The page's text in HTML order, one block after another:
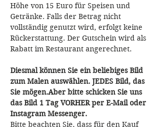
Höhe von 15 Euro für Speisen und
Getränke. Falls der Betrag nicht
vollständig genutzt wird, erfolgt keine
Rückerstattung. Der Gutschein wird als
Rabatt im Restaurant angerechnet.
Diesmal können Sie ein beliebiges Bild
zum Malen auswählen. JEDES Bild, das
Sie mögen.Aber bitte schicken Sie uns
das Bild 1 Tag VORHER per E-Mail oder
Instagram Messenger.
Bitte beachten Sie, dass für den Kauf